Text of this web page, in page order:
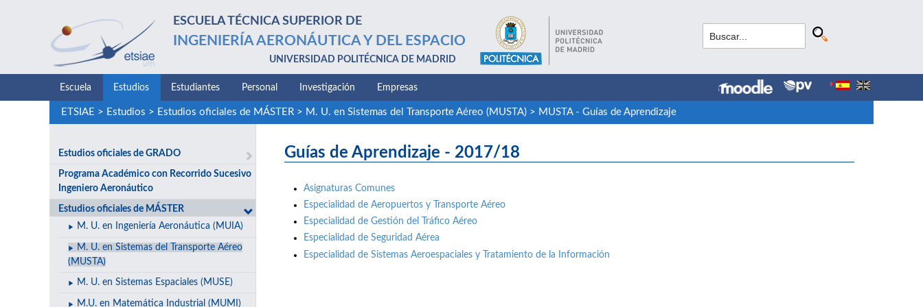
ESCUELA TÉCNICA SUPERIOR DE
INGENIERÍA AERONÁUTICA Y DEL ESPACIO
UNIVERSIDAD POLITÉCNICA DE MADRID
Escuela Estudios Estudiantes Personal Investigación Empresas
ETSIAE > Estudios > Estudios oficiales de MÁSTER> M. U. en Sistemas del Transporte Aéreo (MUSTA)> MUSTA - Guías de Aprendizaje
Estudios oficiales de GRADO
Programa Académico con Recorrido Sucesivo
Ingeniero Aeronáutico
Estudios oficiales de MÁSTER
M. U. en Ingeniería Aeronáutica (MUIA)
M. U. en Sistemas del Transporte Aéreo
(MUSTA)
M. U. en Sistemas Espaciales (MUSE)
M.U. en Matemática Industrial (MUMI)
Guías de Aprendizaje - 2017/18
Asignaturas Comunes
Especialidad de Aeropuertos y Transporte Aéreo
Especialidad de Gestión del Tráfico Aéreo
Especialidad de Seguridad Aérea
Especialidad de Sistemas Aeroespaciales y Tratamiento de la Información